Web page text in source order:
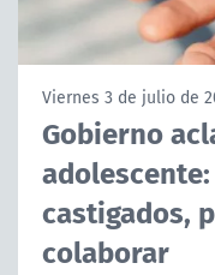
TELESERIES
ACTUALIDAD Y
CORPORATIVO Y
Viernes 3 de julio de
Gobierno
castigados,
colaborar